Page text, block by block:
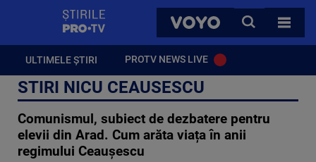
VOYO
CAUTA
TOATE
ULTIMELE ȘTIRI PROTV NEWS LIVE
STIRI NICU CEAUSESCU
Comunismul, subiect de dezbatere pentru
elevii din Arad. Cum arăta viața în anii
regimului Ceaușescu